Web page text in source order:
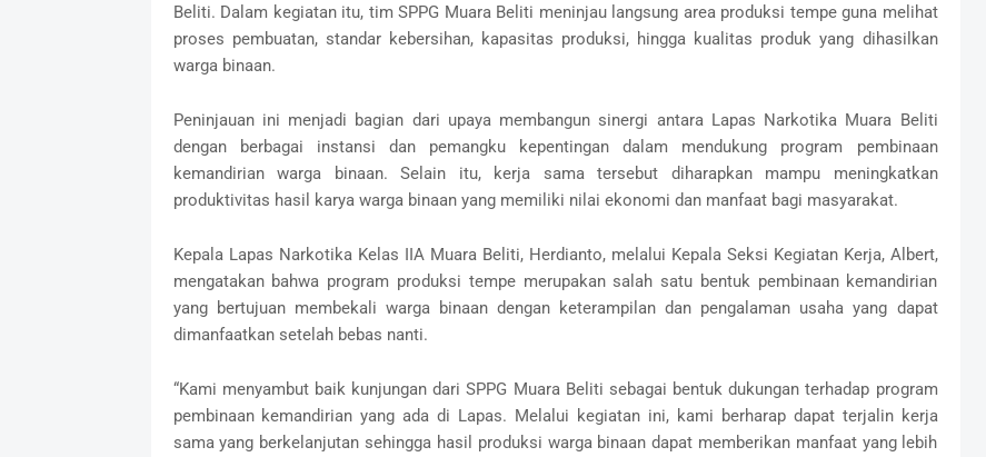
Beliti. Dalam kegiatan itu, tim SPPG Muara Beliti meninjau langsung area produksi tempe guna melihat
proses pembuatan, standar kebersihan, kapasitas produksi, hingga kualitas produk yang dihasilkan
warga binaan.
Peninjauan ini menjadi bagian dari upaya membangun sinergi antara Lapas Narkotika Muara Beliti
dengan berbagai instansi dan pemangku kepentingan dalam mendukung program pembinaan
kemandirian warga binaan. Selain itu, kerja sama tersebut diharapkan mampu meningkatkan
produktivitas hasil karya warga binaan yang memiliki nilai ekonomi dan manfaat bagi masyarakat.
Kepala Lapas Narkotika Kelas IIA Muara Beliti, Herdianto, melalui Kepala Seksi Kegiatan Kerja, Albert,
mengatakan bahwa program produksi tempe merupakan salah satu bentuk pembinaan kemandirian
yang bertujuan membekali warga binaan dengan keterampilan dan pengalaman usaha yang dapat
dimanfaatkan setelah bebas nanti.
“Kami menyambut baik kunjungan dari SPPG Muara Beliti sebagai bentuk dukungan terhadap program
pembinaan kemandirian yang ada di Lapas. Melalui kegiatan ini, kami berharap dapat terjalin kerja
sama yang berkelanjutan sehingga hasil produksi warga binaan dapat memberikan manfaat yang lebih